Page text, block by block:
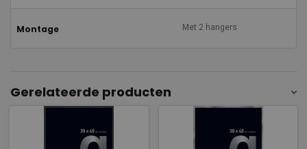
Montage Met 2 hangers
Gerelateerde producten